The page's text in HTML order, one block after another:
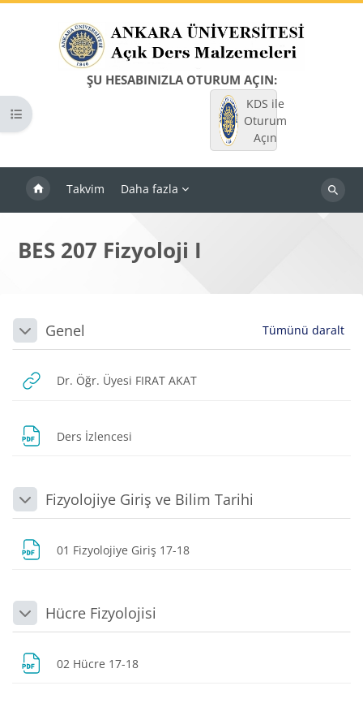
ŞU HESABINIZLA OTURUM AÇIN:
KDS ile
Oturum
Açın
Takvim Daha fazla
Dersleri
Kurs dizinini aç
BES 207 Fizyoloji I
Bloklar
Bölüm anahatları
DaraltGenel Tümünü daralt
Dr. Öğr. Üyesi FIRAT AKATURL
Ders İzlencesi
DaraltFizyolojiye Giriş ve Bilim Tarihi
01 Fizyolojiye Giriş 17-18
DaraltHücre Fizyolojisi
02 Hücre 17-18